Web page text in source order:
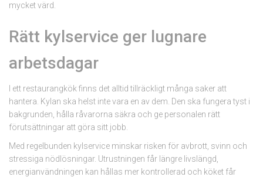
mycket värd.
Rätt kylservice ger lugnare
arbetsdagar
I ett restaurangkök finns det alltid tillräckligt många saker att
hantera. Kylan ska helst inte vara en av dem. Den ska fungera tyst i
bakgrunden, hålla råvarorna säkra och ge personalen rätt
förutsättningar att göra sitt jobb.
Med regelbunden kylservice minskar risken för avbrott, svinn och
stressiga nödlösningar. Utrustningen får längre livslängd,
energianvändningen kan hållas mer kontrollerad och köket får